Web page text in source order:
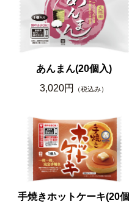
あんまん(20個入)
3,020円
（税込み）
手焼きホットケーキ(20個